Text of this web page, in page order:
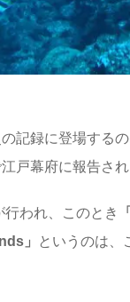
記録に登場する
戸幕府に報告され
われ、このとき
」 というのは、